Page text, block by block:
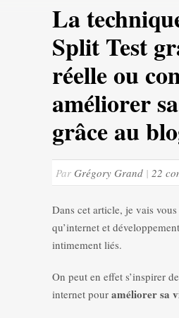
La
Split Test
réelle ou
améliorer
grâce au
Par Grégory Grand | 22
Dans cet article, je vais
qu’internet et
intimement liés.
On peut en effet s’inspirer
internet pour améliorer sa